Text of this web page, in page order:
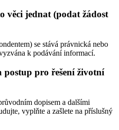
věci jednat (podat žádost
se stává právnická nebo
k podávání informací.
pro řešení životní
dopisem a dalšími
vyplňte a zašlete na příslušný